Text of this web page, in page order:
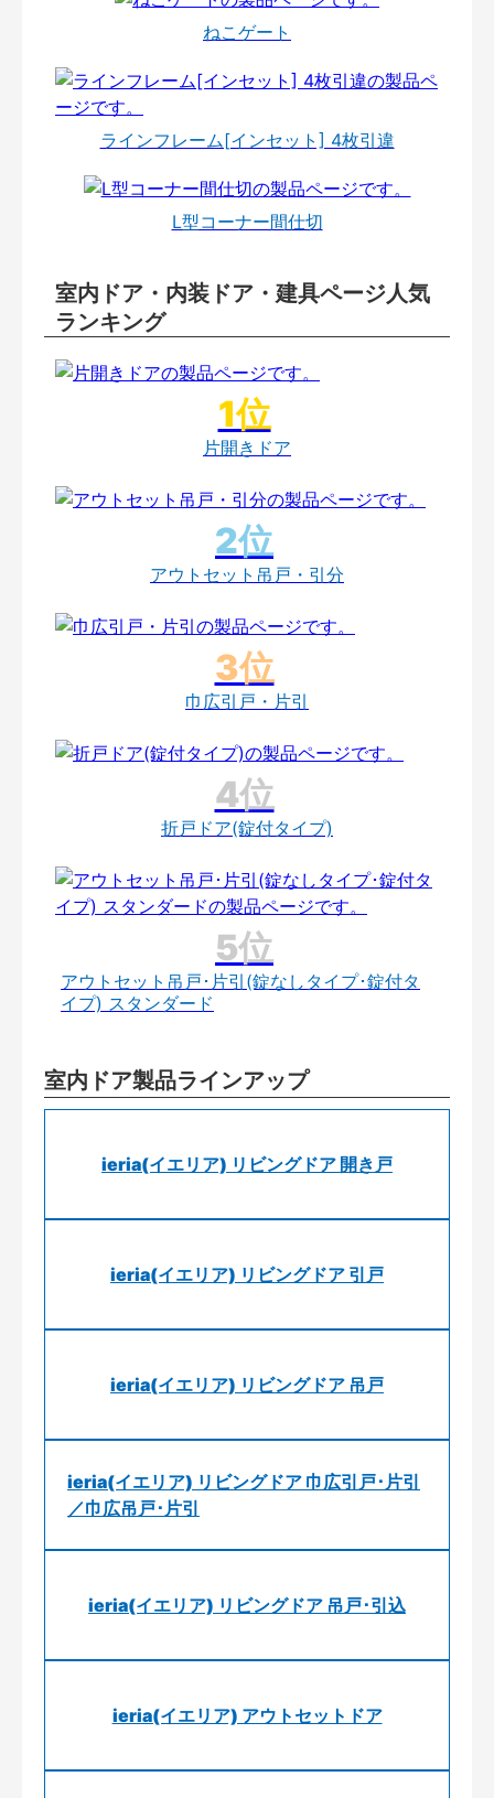
ねこゲート
ラインフレーム[インセット] 4枚引違
L型コーナー間仕切
室内ドア・内装ドア・建具ページ人気
ランキング
片開きドア
アウトセット吊戸・引分
巾広引戸・片引
折戸ドア(錠付タイプ)
アウトセット吊戸･片引(錠なしタイプ･錠付タ
イプ) スタンダード
室内ドア製品ラインアップ
ieria(イエリア) リビングドア 開き戸
ieria(イエリア) リビングドア 引戸
ieria(イエリア) リビングドア 吊戸
ieria(イエリア) リビングドア 巾広引戸･片引
／巾広吊戸･片引
ieria(イエリア) リビングドア 吊戸･引込
ieria(イエリア) アウトセットドア